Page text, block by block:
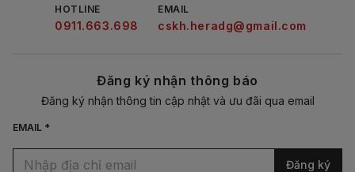
HOTLINE
0911.663.698
EMAIL
cskh.heradg@gmail.com
Đăng ký nhận thông báo
Đăng ký nhận thông tin cập nhật và ưu đãi qua email
EMAIL *
Đăng ký